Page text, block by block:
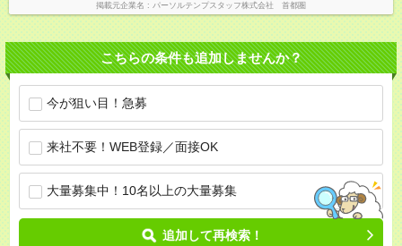
掲載元企業名 パーソルテンプスタッフ株式会社 首都圏
こちらの条件も追加しませんか？
今が狙い目！急募
来社不要！WEB登録／面接OK
大量募集中！10名以上の大量募集
追加して再検索！